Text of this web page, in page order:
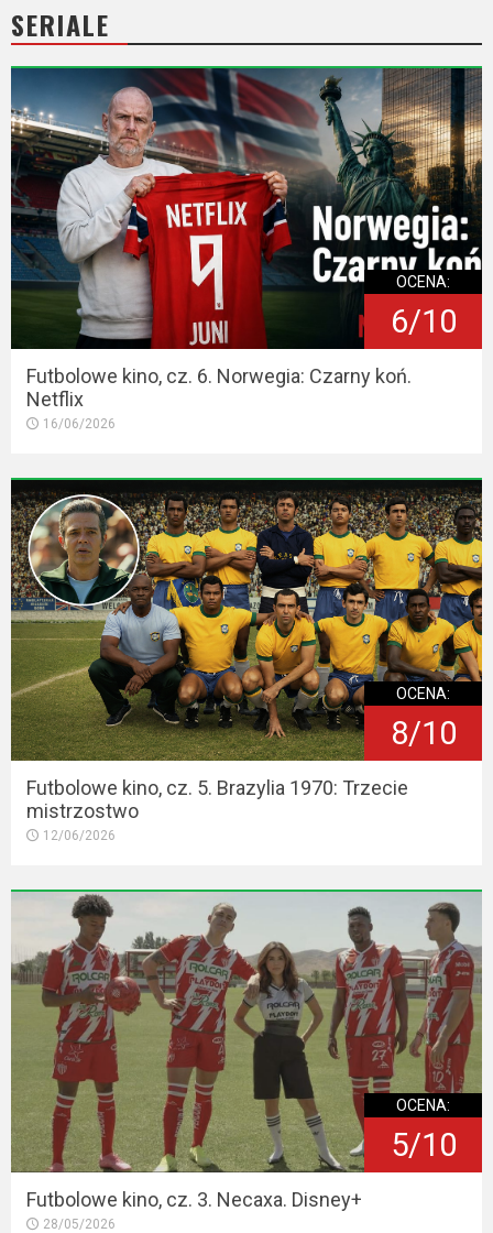
2023
2022
2021
2020
2019
2018
2016
2017
2015
SERIALE
OCENA:
6/10
Futbolowe kino, cz. 6. Norwegia: Czarny koń.
Netflix
16/06/2026
OCENA:
8/10
Futbolowe kino, cz. 5. Brazylia 1970: Trzecie
mistrzostwo
12/06/2026
OCENA:
5/10
Futbolowe kino, cz. 3. Necaxa. Disney+
28/05/2026